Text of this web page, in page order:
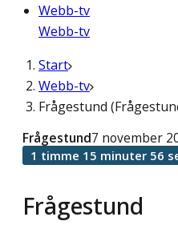
Webb-tv
Webb-tv
Start
Webb-tv
Frågestund
Frågestund
Frågestund7 november
1 timme 15 minuter 56